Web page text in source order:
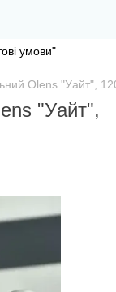
умови"
Olens "Уайт",
"Уайт",